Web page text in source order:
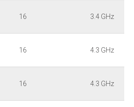
16 3.4 GHz
16 4.3 GHz
16 4.3 GHz